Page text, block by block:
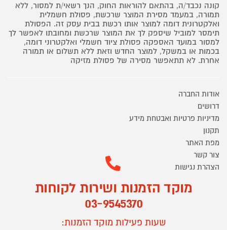
קונה נכבד/ה, בהתאם להוראות החוק, הנך רשאי/ת למסור, ללא
תמורה, במעמד מסירת המוצר שרכשת, פסולת חשמלית
ואלקטרונית דומה למוצר אותו רכשת בבית עסק זה. הפסולת
תימסר למוביל שיספק לך את המוצר שרכשת ומחובתו לאפשר לך
למסור במועד האספקה פסולת ציוד חשמלי ואלקטרוני דומה,
בכמות או במשקל, למוצר החדש וזאת ללא תשלום או תמורה
אחרת. לא תתאפשר מסירה של פסולת מזיקה
אודות החברה
דרושים
מדיניות פרטיות ואבטחת מידע
תקנון
מפת האתר
צור קשר
הצהרת נגישות
מוקד הזמנות ושירות לקוחות
03-9545370
שעות פעילות מוקד הזמנות: